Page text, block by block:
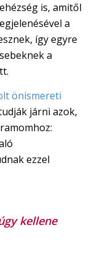
is, amitől
a
így egyre
a
önismereti
járni azok,
ezzel
kellene